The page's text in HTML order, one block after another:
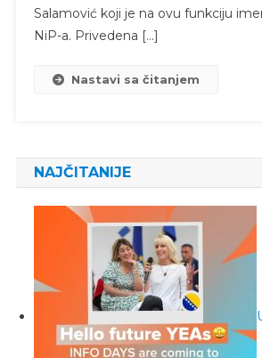
Salamović koji je na ovu funkciju
NiP-a. Privedena […]
Nastavi sa čitanjem
NAJČITANIJE